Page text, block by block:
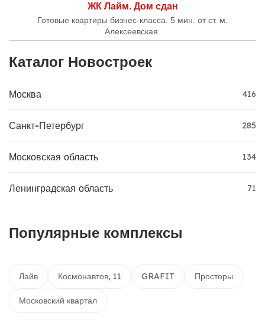
ЖК Лайм. Дом сдан
Готовые квартиры бизнес-класса. 5 мин. от ст. м.
Алексеевская.
Каталог Новостроек
Москва 416
Санкт-Петербург 285
Московская область 134
Ленинградская область 71
Популярные комплексы
Лайв Космонавтов, 11 GRAFIT Просторы
Московский квартал